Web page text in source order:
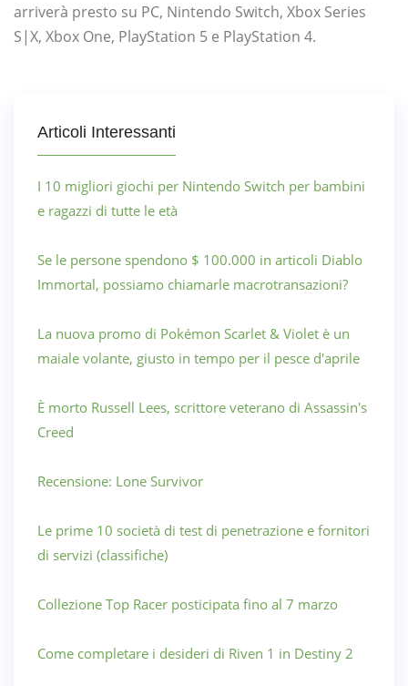
arriverà presto su PC, Nintendo Switch, Xbox Series
S|X, Xbox One, PlayStation 5 e PlayStation 4.
Articoli Interessanti
I 10 migliori giochi per Nintendo Switch per bambini
e ragazzi di tutte le età
Se le persone spendono $ 100.000 in articoli Diablo
Immortal, possiamo chiamarle macrotransazioni?
La nuova promo di Pokémon Scarlet & Violet è un
maiale volante, giusto in tempo per il pesce d'aprile
È morto Russell Lees, scrittore veterano di Assassin's
Creed
Recensione: Lone Survivor
Le prime 10 società di test di penetrazione e fornitori
di servizi (classifiche)
Collezione Top Racer posticipata fino al 7 marzo
Come completare i desideri di Riven 1 in Destiny 2